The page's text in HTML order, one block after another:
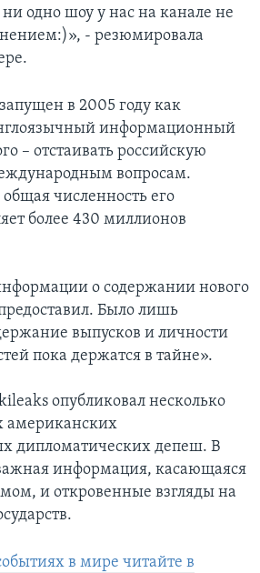
одно шоу у нас на канале не
- резюмировала
в 2005 году как
информационный
– отстаивать российскую
вопросам.
численность его
более 430 миллионов
о содержании нового
Было лишь
выпусков и личности
пока держатся в тайне».
опубликовал несколько
американских
дипломатических депеш. В
информация, касающаяся
и откровенные взгляды на
в мире читайте в